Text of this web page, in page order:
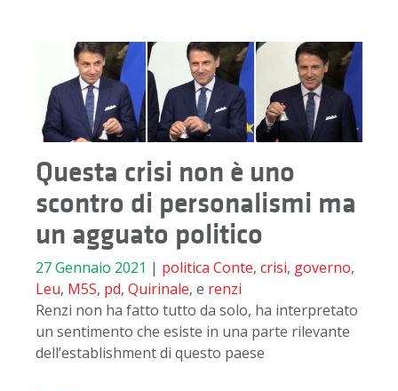
Questa crisi non è uno
scontro di personalismi ma
un agguato politico
27 Gennaio 2021 | politica Conte, crisi, governo,
Leu, M5S, pd, Quirinale, e renzi
Renzi non ha fatto tutto da solo, ha interpretato
un sentimento che esiste in una parte rilevante
dell’establishment di questo paese